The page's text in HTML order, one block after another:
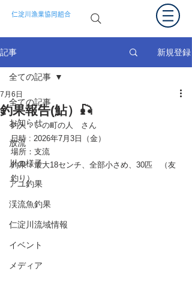
仁淀川漁業協同組合
記事 新規登録
全ての記事
お知らせ
放流
川の様子
アユ釣果
渓流魚釣果
仁淀川流域情報
イベント
メディア
全ての記事
釣果報告(鮎）🎣
7月6日
釣人：いの町の人　さん
日時 : 2026年7月3日（金）
場所：支流
釣果：最大18センチ、全部小さめ、30匹　（友
釣り）